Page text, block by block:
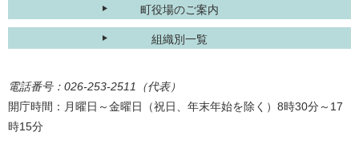
町役場のご案内
組織別一覧
電話番号：026-253-2511（代表）
開庁時間：月曜日～金曜日（祝日、年末年始を除く）8時30分～17
時15分